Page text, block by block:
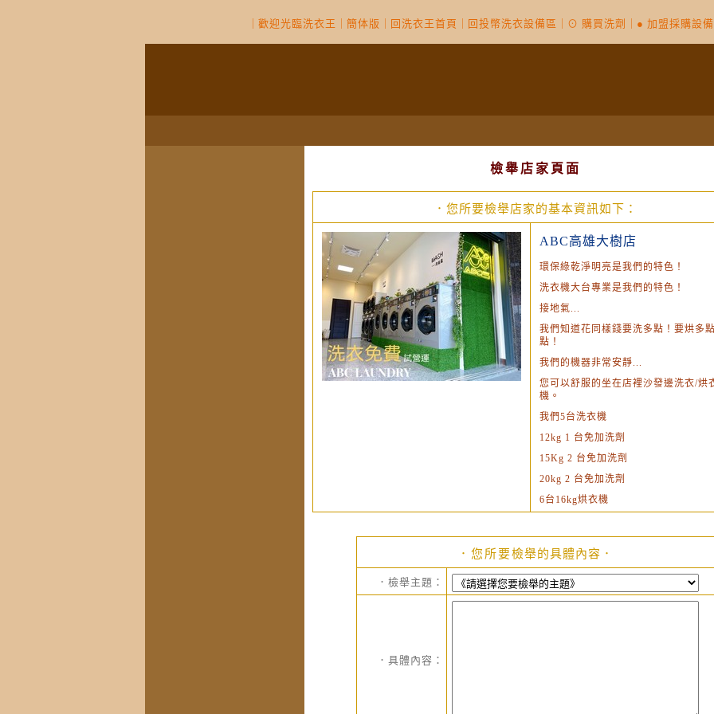
歡迎光臨洗衣王 簡体版 回洗衣王首頁 回投幣洗衣設備區 ⊙ 購買洗劑 ● 加盟採購設
檢舉店家頁面
．您所要檢舉店家的基本資訊如下：
ABC高雄大樹店
環保綠乾淨明亮是我們的特色！
洗衣機大台專業是我們的特色！
接地氣...
我們知道花同樣錢要洗多點！要烘多
點！
我們的機器非常安靜...
您可以舒服的坐在店裡沙發邊洗衣/烘
機。
我們5台洗衣機
12kg 1 台免加洗劑
15Kg 2 台免加洗劑
20kg 2 台免加洗劑
6台16kg烘衣機
．您所要檢舉的具體內容．
．檢舉主題：
．具體內容：